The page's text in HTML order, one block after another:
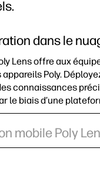
dans le
Lens offre aux
Poly.
connaissances
le biais d’une
mobile Poly